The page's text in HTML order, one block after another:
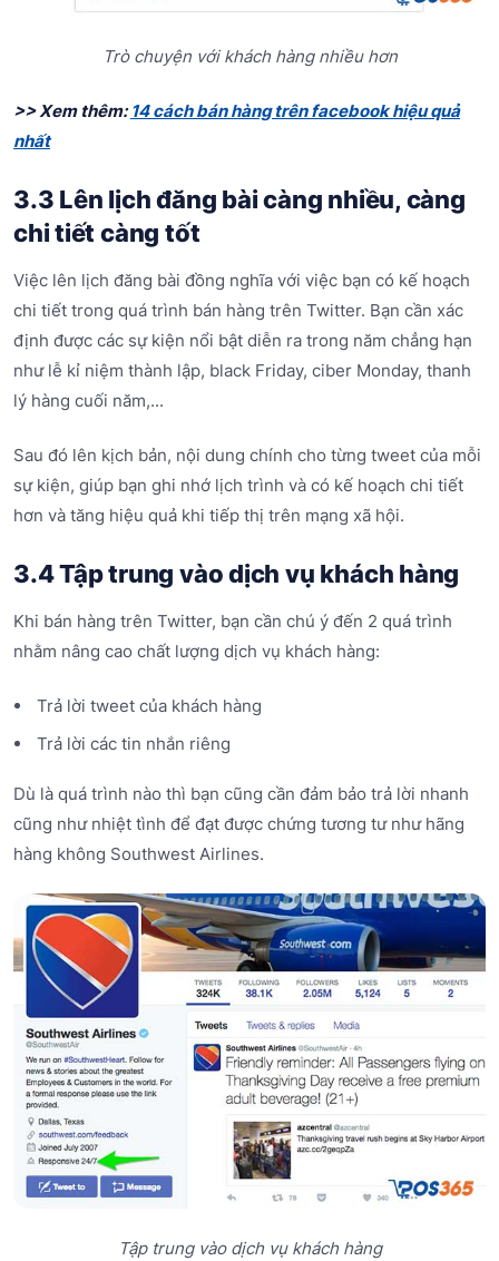
Trò chuyện với khách hàng nhiều hơn
>> Xem thêm:14 cách bán hàng trên facebook hiệu quả
nhất
3.3 Lên lịch đăng bài càng nhiều, càng
chi tiết càng tốt
Việc lên lịch đăng bài đồng nghĩa với việc bạn có kế hoạch
chi tiết trong quá trình bán hàng trên Twitter. Bạn cần xác
định được các sự kiện nổi bật diễn ra trong năm chẳng hạn
như lễ kỉ niệm thành lập, black Friday, ciber Monday, thanh
lý hàng cuối năm,...
Sau đó lên kịch bản, nội dung chính cho từng tweet của mỗi
sự kiện, giúp bạn ghi nhớ lịch trình và có kế hoạch chi tiết
hơn và tăng hiệu quả khi tiếp thị trên mạng xã hội.
3.4 Tập trung vào dịch vụ khách hàng
Khi bán hàng trên Twitter, bạn cần chú ý đến 2 quá trình
nhằm nâng cao chất lượng dịch vụ khách hàng:
Trả lời tweet của khách hàng
Trả lời các tin nhắn riêng
Dù là quá trình nào thì bạn cũng cần đảm bảo trả lời nhanh
cũng như nhiệt tình để đạt được chứng tương tư như hãng
hàng không Southwest Airlines.
Tập trung vào dịch vụ khách hàng